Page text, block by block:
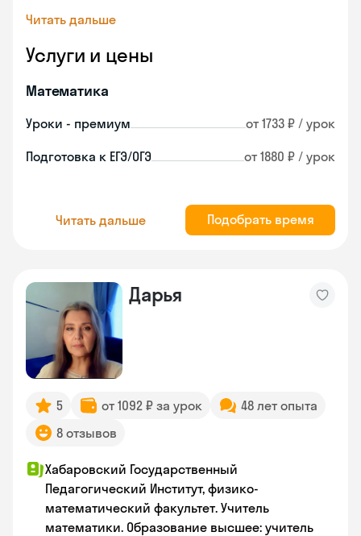
Читать дальше
Услуги и цены
Математика
Уроки - премиум от 1733 ₽ / урок
Подготовка к ЕГЭ/ОГЭ от 1880 ₽ / урок
Читать дальше Подобрать время
Дарья
5 от 1092 ₽ за урок
48 лет опыта
8 отзывов
Хабаровский Государственный
Педагогический Институт, физико-
математический факультет. Учитель
математики. Образование высшее: учитель